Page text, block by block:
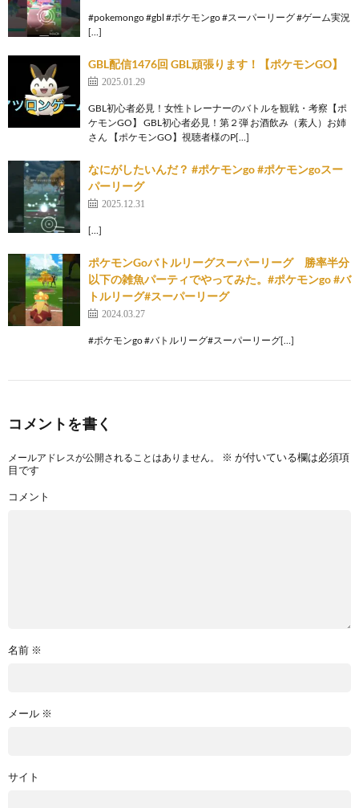
#pokemongo #gbl #ポケモンgo #スーパーリーグ #ゲーム実況
[…]
GBL配信1476回 GBL頑張ります！【ポケモンGO】
2025.01.29
GBL初心者必見！女性トレーナーのバトルを観戦・考察【ポ
ケモンGO】 GBL初心者必見！第２弾 お酒飲み（素人）お姉
さん 【ポケモンGO】視聴者様のP[…]
なにがしたいんだ？ #ポケモンgo #ポケモンgoスー
パーリーグ
2025.12.31
[…]
ポケモンGoバトルリーグスーパーリーグ 勝率半分
以下の雑魚パーティでやってみた。#ポケモンgo #バ
トルリーグ#スーパーリーグ
2024.03.27
#ポケモンgo #バトルリーグ#スーパーリーグ[…]
コメントを書く
メールアドレスが公開されることはありません。 ※ が付いている欄は必須項
目です
コメント
名前 ※
メール ※
サイト